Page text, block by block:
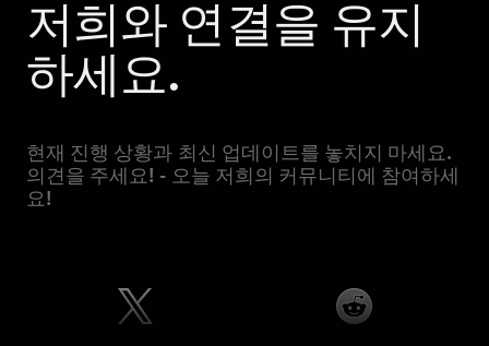
저희와 연결을 유지
하세요.
현재 진행 상황과 최신 업데이트를 놓치지 마세요.
의견을 주세요! - 오늘 저희의 커뮤니티에 참여하세
요!